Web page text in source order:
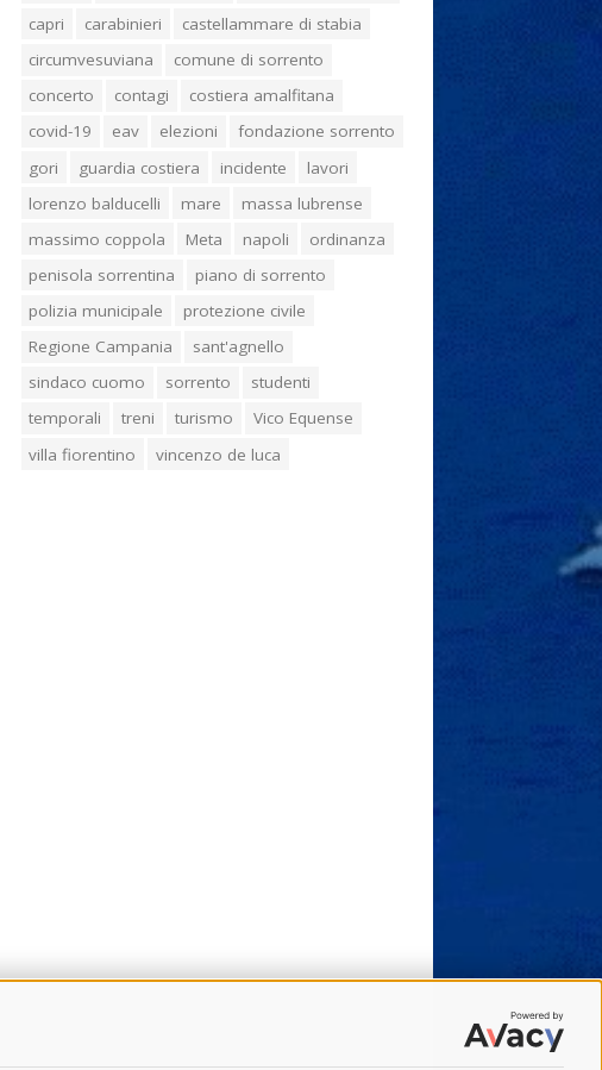
capri
carabinieri
castellammare di stabia
circumvesuviana
comune di sorrento
concerto
contagi
costiera amalfitana
covid-19
eav elezioni
fondazione sorrento
gori
guardia costiera incidente
lavori
lorenzo balducelli
mare
massa lubrense
massimo coppola
Meta napoli
ordinanza
penisola sorrentina
piano di sorrento
polizia municipale
protezione civile
Regione Campania
sant'agnello
sindaco cuomo
sorrento
studenti
temporali
treni turismo
Vico Equense
villa fiorentino
vincenzo de luca